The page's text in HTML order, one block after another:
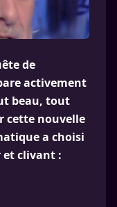
de
activement
beau, tout
cette nouvelle
a choisi
et clivant :